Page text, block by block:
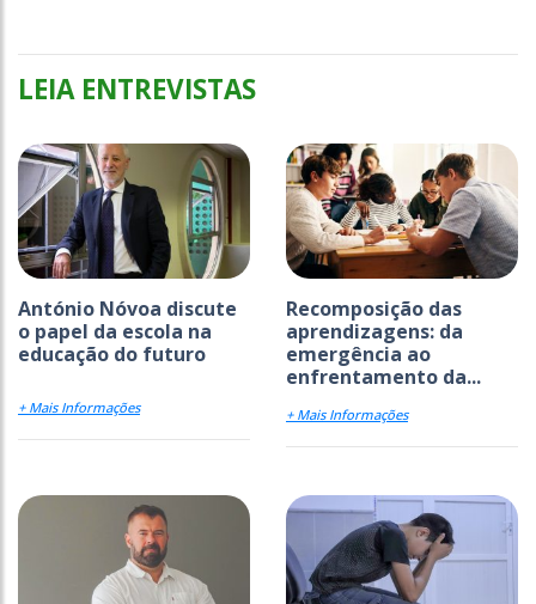
LEIA ENTREVISTAS
António Nóvoa discute
o papel da escola na
educação do futuro
+ Mais Informações
Recomposição das
aprendizagens: da
emergência ao
enfrentamento da...
+ Mais Informações